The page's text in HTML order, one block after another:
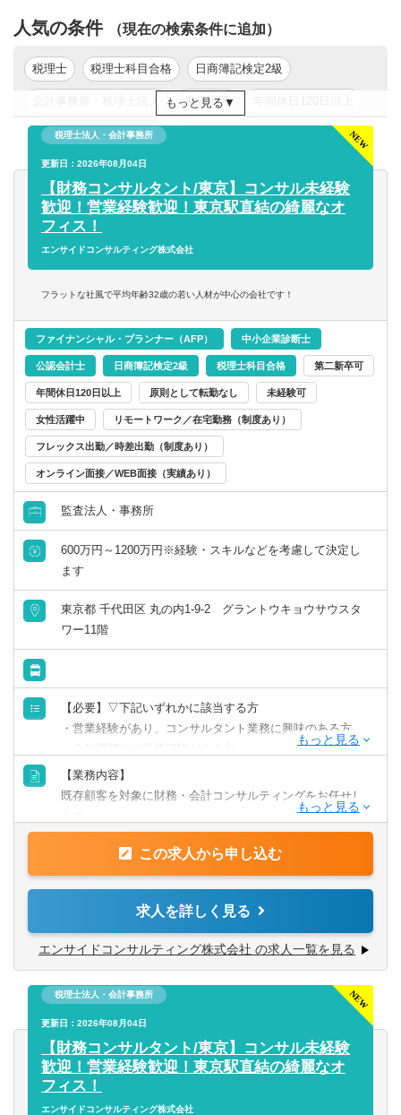
■税務相談、コンサルティング業務（連結納税や組織再編
【得られる経験や知識】
■上場企業・大企業の高度な税務スキル
■クライアントを一貫して担当する経験
■領域ごとでクライアントを区切らないため、税務の専門家
として幅広い知見が得られる
■長期的なキャリア形成
人気の条件 （現在の検索条件に追加）
税理士 税理士科目合格 日商簿記検定2級
未経験可
新卒可 年収200万円以上
年収400万円以上 年収500万円以上
もっと見る
税理士法人・会計事務所
更新日：2026年08月04日
【財務コンサルタント/東京】コンサル未経験
歓迎！営業経験歓迎！東京駅直結の綺麗なオ
フィス！
エンサイドコンサルティング株式会社
フラットな社風で平均年齢32歳の若い人材が中心の会社です！
ファイナンシャル・プランナー（AFP） 中小企業診断士
公認会計士 日商簿記検定2級 税理士科目合格 第二新卒可
年間休日120日以上 原則として転勤なし 未経験可
女性活躍中 リモートワーク／在宅勤務（制度あり）
フレックス出勤／時差出勤（制度あり）
オンライン面接／WEB面接（実績あり）
監査法人・事務所
600万円～1200万円※経験・スキルなどを考慮して決定し
ます
東京都 千代田区 丸の内1-9-2 グラントウキョウサウスタ
ワー11階
【必要】▽下記いずれかに該当する方
・営業経験があり、コンサルタント業務に興味のある方
（中小企業をクライアントにしていると尚可）
・経営企画経験のある方
（簿記・中小企業診断士・ファイナンシャルプランナー・
【業務内容】
既存顧客を対象に財務・会計コンサルティングをお任せし
【具体的には】
・資金繰りの管理
・財務状況改善のための資金調達（融資の借り換えやリス
ケジュールなど）
【将来のキャリアパス】
・財務コンサルタントとしてエキスパートを目指す
・税務コンサル領域にもチャレンジ
・新規事業立ち上げのためのシステム等に携わる
あなたのやる気次第で様々なチャレンジができます！
この求人から申し込む
求人を詳しく見る
エンサイドコンサルティング株式会社 の求人一覧を見る
税理士法人・会計事務所
更新日：2026年08月04日
【財務コンサルタント/東京】コンサル未経験
歓迎！営業経験歓迎！東京駅直結の綺麗なオ
フィス！
エンサイドコンサルティング株式会社